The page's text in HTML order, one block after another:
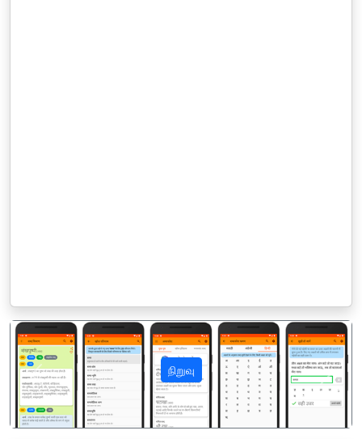
நிறுவு
पिछला अगला